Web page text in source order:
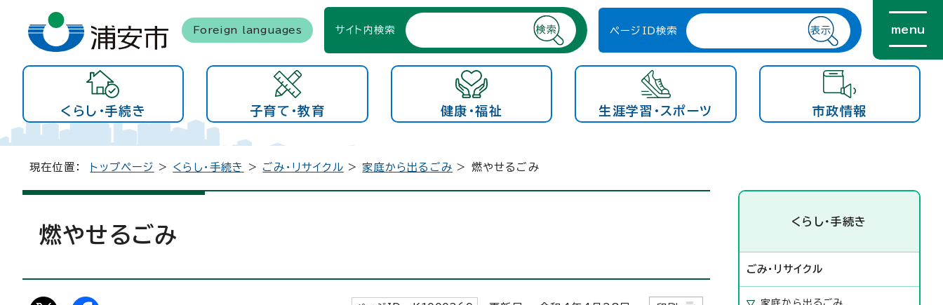
Foreign languages サイト内検索 ページID検索 menu
くらし・手続き 子育て・教育 健康・福祉 生涯学習・スポーツ 市政情報
現在位置： トップページ > くらし・手続き > ごみ・リサイクル > 家庭から出るごみ > 燃やせるごみ
燃やせるごみ
くらし・手続き
ごみ・リサイクル
家庭から出るごみ